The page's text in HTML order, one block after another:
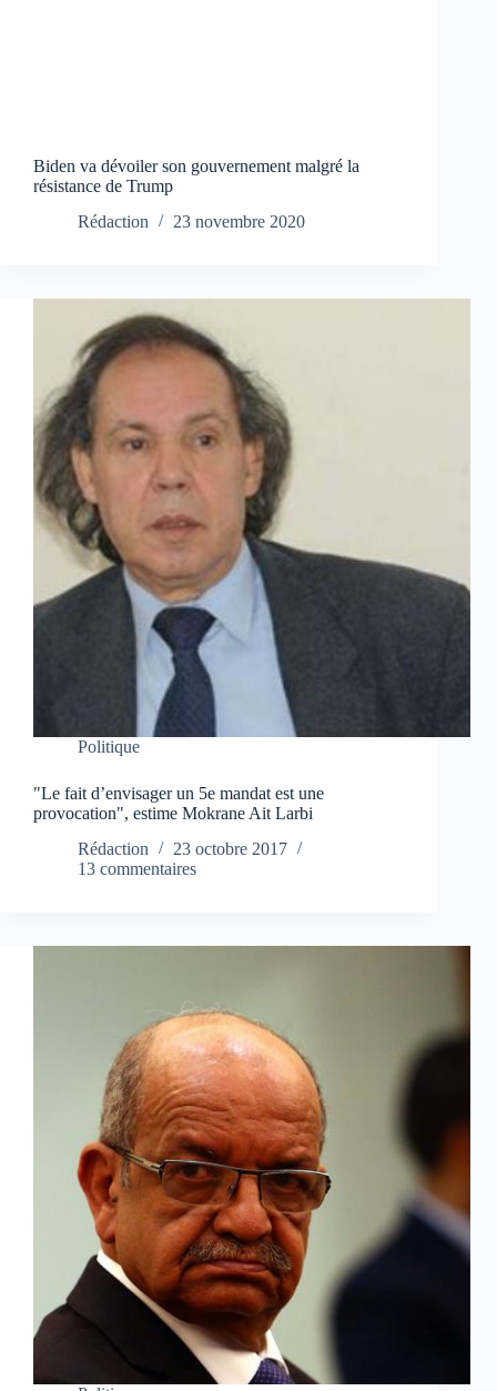
Biden va dévoiler son gouvernement malgré la
résistance de Trump
Rédaction
23 novembre 2020
Politique
"Le fait d’envisager un 5e mandat est une
provocation", estime Mokrane Ait Larbi
Rédaction
23 octobre 2017
13 commentaires